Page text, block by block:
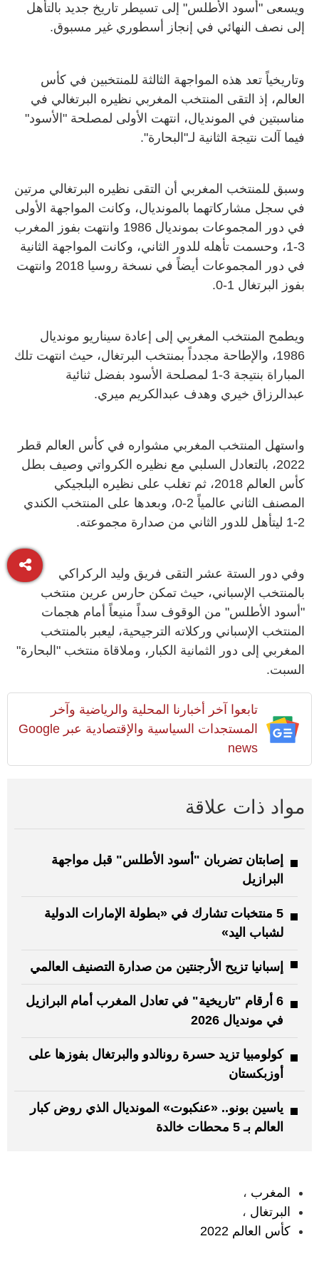
ويسعى "أسود الأطلس" إلى تسيطر تاريخ جديد بالتأهل
إلى نصف النهائي في إنجاز أسطوري غير مسبوق.
وتاريخياً تعد هذه المواجهة الثالثة للمنتخبين في كأس
العالم، إذ التقى المنتخب المغربي نظيره البرتغالي في
مناسبتين في المونديال، انتهت الأولى لمصلحة "الأسود"
فيما آلت نتيجة الثانية لـ"البحارة".
وسبق للمنتخب المغربي أن التقى نظيره البرتغالي مرتين
في سجل مشاركاتهما بالمونديال، وكانت المواجهة الأولى
في دور المجموعات بمونديال 1986 وانتهت بفوز المغرب
3-1، وحسمت تأهله للدور الثاني، وكانت المواجهة الثانية
في دور المجموعات أيضاً في نسخة روسيا 2018 وانتهت
بفوز البرتغال 1-0.
ويطمح المنتخب المغربي إلى إعادة سيناريو مونديال
1986، والإطاحة مجدداً بمنتخب البرتغال، حيث انتهت تلك
المباراة بنتيجة 3-1 لمصلحة الأسود بفضل ثنائية
عبدالرزاق خيري وهدف عبدالكريم ميري.
واستهل المنتخب المغربي مشواره في كأس العالم قطر
2022، بالتعادل السلبي مع نظيره الكرواتي وصيف بطل
كأس العالم 2018، ثم تغلب على نظيره البلجيكي
المصنف الثاني عالمياً 2-0، وبعدها على المنتخب الكندي
2-1 ليتأهل للدور الثاني من صدارة مجموعته.
وفي دور الستة عشر التقى فريق وليد الركراكي
بالمنتخب الإسباني، حيث تمكن حارس عرين منتخب
"أسود الأطلس" من الوقوف سداً منيعاً أمام هجمات
المنتخب الإسباني وركلاته الترجيحية، ليعبر بالمنتخب
المغربي إلى دور الثمانية الكبار، وملاقاة منتخب "البحارة"
السبت.
تابعوا آخر أخبارنا المحلية والرياضية وآخر
المستجدات السياسية والإقتصادية عبر Google
news
مواد ذات علاقة
إصابتان تضربان "أسود الأطلس" قبل مواجهة
البرازيل
5 منتخبات تشارك في «بطولة الإمارات الدولية
لشباب اليد»
إسبانيا تزيح الأرجنتين من صدارة التصنيف العالمي
6 أرقام "تاريخية" في تعادل المغرب أمام البرازيل
في مونديال 2026
كولومبيا تزيد حسرة رونالدو والبرتغال بفوزها على
أوزبكستان
ياسين بونو.. «عنكبوت» المونديال الذي روض كبار
العالم بـ 5 محطات خالدة
المغرب ،
البرتغال ،
كأس العالم 2022